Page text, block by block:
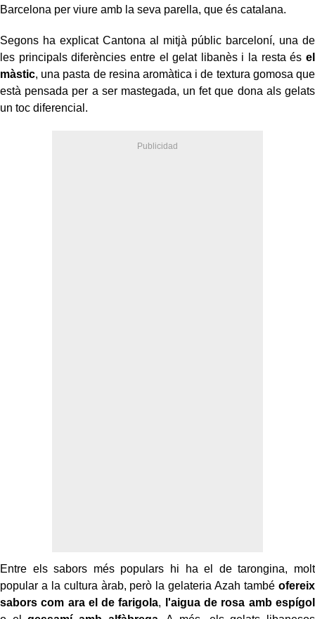
Barcelona per viure amb la seva parella, que és catalana.
Segons ha explicat Cantona al mitjà públic barceloní, una de
les principals diferències entre el gelat libanès i la resta és el
màstic, una pasta de resina aromàtica i de textura gomosa que
està pensada per a ser mastegada, un fet que dona als gelats
un toc diferencial.
Entre els sabors més populars hi ha el de tarongina, molt
popular a la cultura àrab, però la gelateria Azah també ofereix
sabors com ara el de farigola,
l'aigua de rosa amb espígol